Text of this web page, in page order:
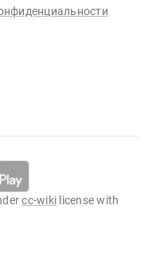
cc-wiki license with